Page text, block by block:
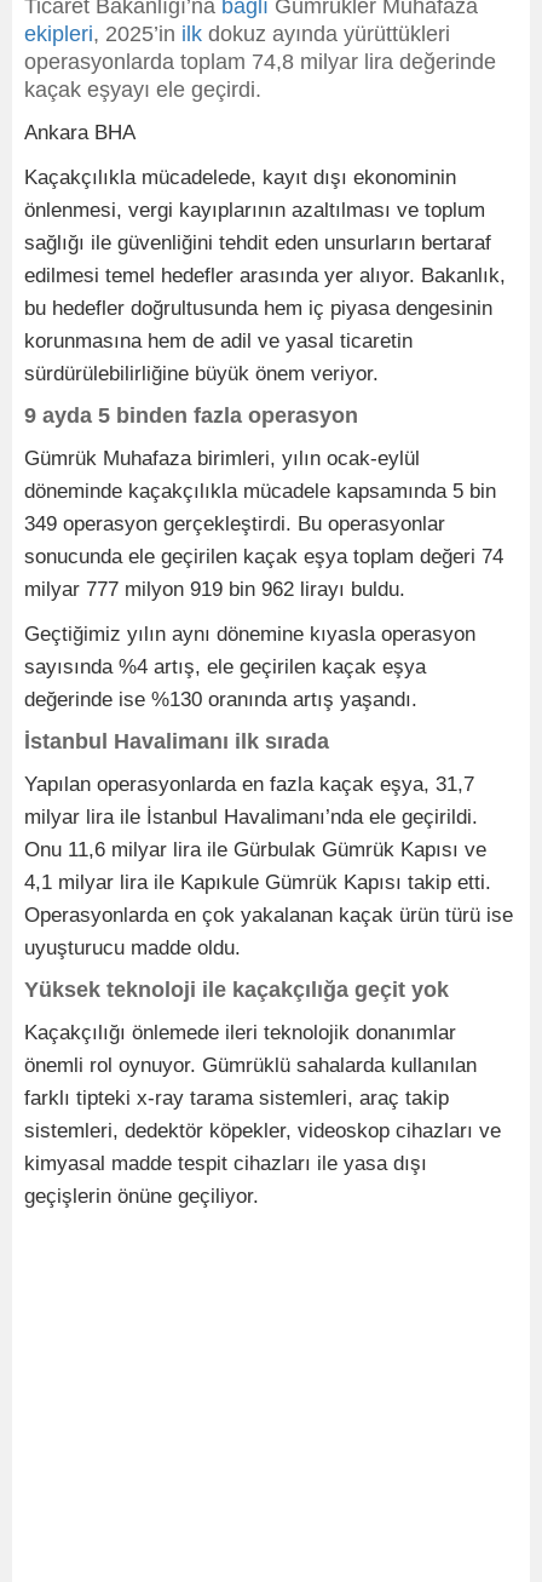
Ticaret Bakanlığı’na bağlı Gümrükler Muhafaza
ekipleri, 2025’in ilk dokuz ayında yürüttükleri
operasyonlarda toplam 74,8 milyar lira değerinde
kaçak eşyayı ele geçirdi.
Ankara BHA
Kaçakçılıkla mücadelede, kayıt dışı ekonominin
önlenmesi, vergi kayıplarının azaltılması ve toplum
sağlığı ile güvenliğini tehdit eden unsurların bertaraf
edilmesi temel hedefler arasında yer alıyor. Bakanlık,
bu hedefler doğrultusunda hem iç piyasa dengesinin
korunmasına hem de adil ve yasal ticaretin
sürdürülebilirliğine büyük önem veriyor.
9 ayda 5 binden fazla operasyon
Gümrük Muhafaza birimleri, yılın ocak-eylül
döneminde kaçakçılıkla mücadele kapsamında 5 bin
349 operasyon gerçekleştirdi. Bu operasyonlar
sonucunda ele geçirilen kaçak eşya toplam değeri 74
milyar 777 milyon 919 bin 962 lirayı buldu.
Geçtiğimiz yılın aynı dönemine kıyasla operasyon
sayısında %4 artış, ele geçirilen kaçak eşya
değerinde ise %130 oranında artış yaşandı.
İstanbul Havalimanı ilk sırada
Yapılan operasyonlarda en fazla kaçak eşya, 31,7
milyar lira ile İstanbul Havalimanı’nda ele geçirildi.
Onu 11,6 milyar lira ile Gürbulak Gümrük Kapısı ve
4,1 milyar lira ile Kapıkule Gümrük Kapısı takip etti.
Operasyonlarda en çok yakalanan kaçak ürün türü ise
uyuşturucu madde oldu.
Yüksek teknoloji ile kaçakçılığa geçit yok
Kaçakçılığı önlemede ileri teknolojik donanımlar
önemli rol oynuyor. Gümrüklü sahalarda kullanılan
farklı tipteki x-ray tarama sistemleri, araç takip
sistemleri, dedektör köpekler, videoskop cihazları ve
kimyasal madde tespit cihazları ile yasa dışı
geçişlerin önüne geçiliyor.